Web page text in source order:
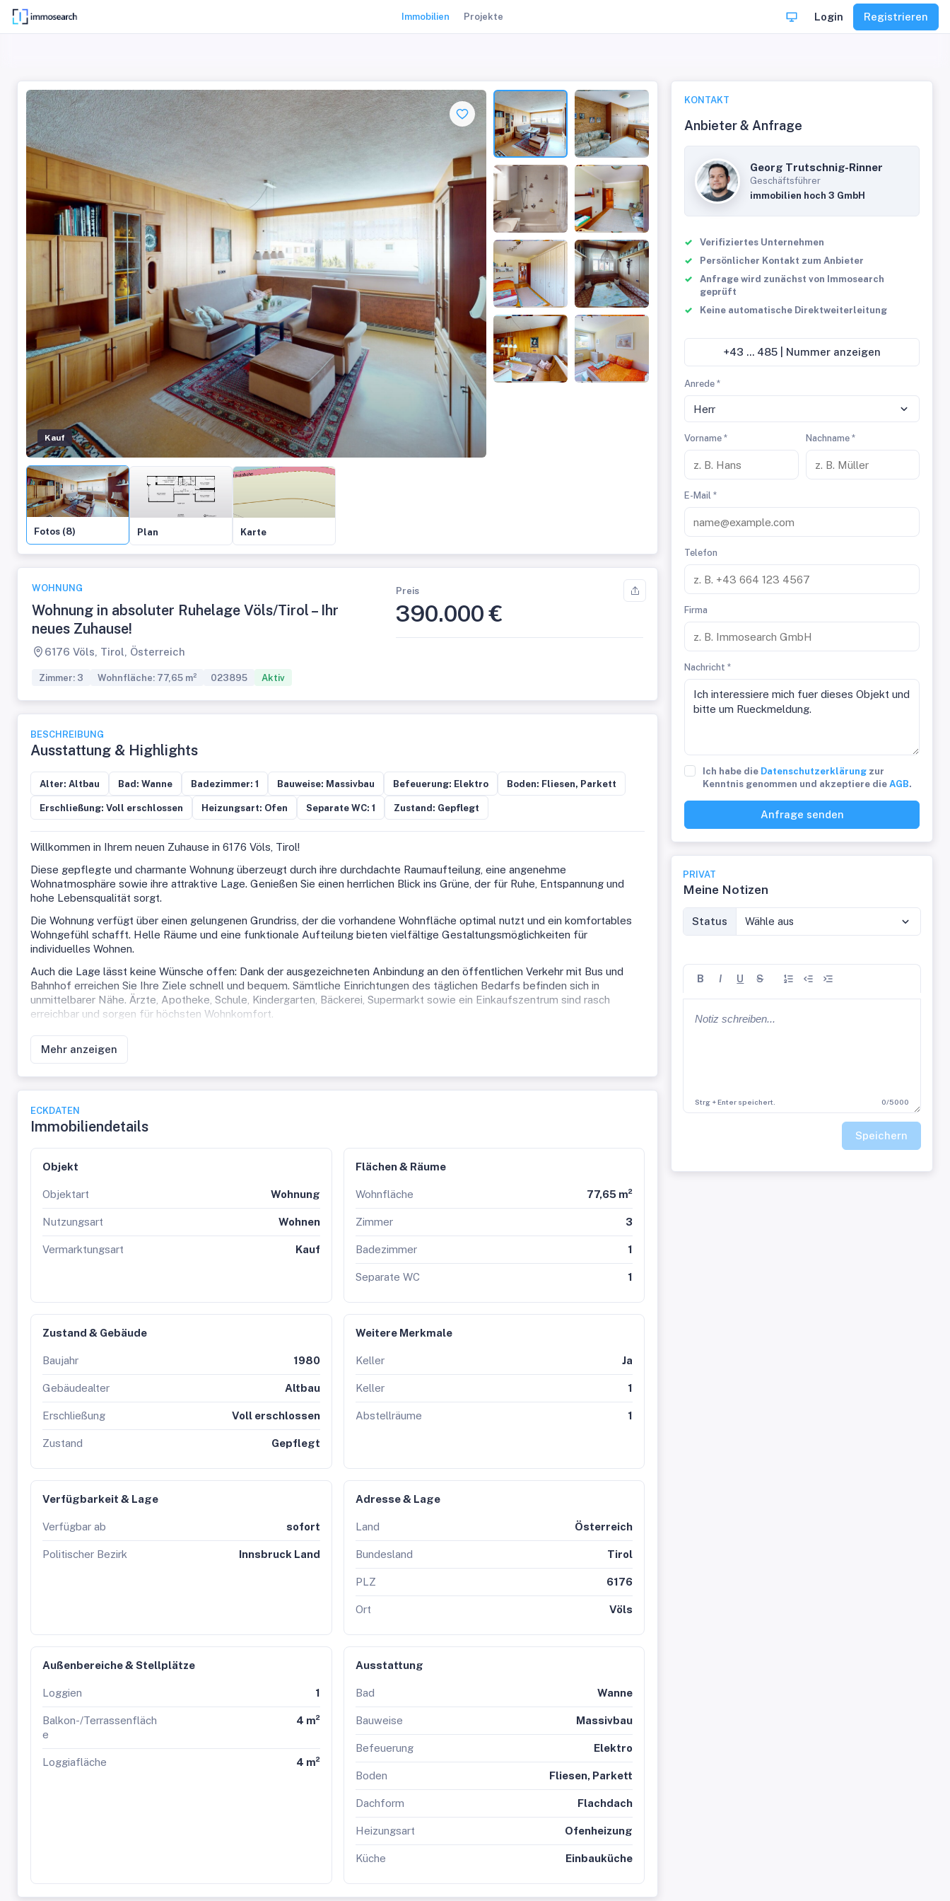
Immobilien Projekte Login Registrieren
Kauf
Fotos (8) Plan Karte
WOHNUNG
Wohnung in absoluter Ruhelage Völs/Tirol – Ihr
neues Zuhause!
6176 Völs, Tirol, Österreich
Preis
390.000 €
Zimmer: 3 Wohnfläche: 77,65 m² 023895 Aktiv
BESCHREIBUNG
Ausstattung & Highlights
Alter: Altbau Bad: Wanne Badezimmer: 1 Bauweise: Massivbau Befeuerung: Elektro Boden: Fliesen, Parkett
Erschließung: Voll erschlossen Heizungsart: Ofen Separate WC: 1 Zustand: Gepflegt
Willkommen in Ihrem neuen Zuhause in 6176 Völs, Tirol!
Diese gepflegte und charmante Wohnung überzeugt durch ihre durchdachte Raumaufteilung, eine angenehme
Wohnatmosphäre sowie ihre attraktive Lage. Genießen Sie einen herrlichen Blick ins Grüne, der für Ruhe, Entspannung und
hohe Lebensqualität sorgt.
Die Wohnung verfügt über einen gelungenen Grundriss, der die vorhandene Wohnfläche optimal nutzt und ein komfortables
Wohngefühl schafft. Helle Räume und eine funktionale Aufteilung bieten vielfältige Gestaltungsmöglichkeiten für
individuelles Wohnen.
Auch die Lage lässt keine Wünsche offen: Dank der ausgezeichneten Anbindung an den öffentlichen Verkehr mit Bus und
Bahnhof erreichen Sie Ihre Ziele schnell und bequem. Sämtliche Einrichtungen des täglichen Bedarfs befinden sich in
unmittelbarer Nähe. Ärzte, Apotheke, Schule, Kindergarten, Bäckerei, Supermarkt sowie ein Einkaufszentrum sind rasch
erreichbar und sorgen für höchsten Wohnkomfort.
Diese Immobilie vereint naturnahes Wohnen mit einer hervorragenden Infrastruktur und bietet damit ideale Voraussetzungen
für Paare, kleine Familien oder Anleger auf der Suche nach einer attraktiven Investitionsmöglichkeit.
Hinweis gemäß Energieausweisvorlagegesetz: Ein Energieausweis wurde vom Eigentümer bzw. Verkäufer, nach unserer
Aufklärung über die generell geltende Vorlagepflicht, sowie Aufforderung zu seiner Erstellung noch nicht vorgelegt. Daher
übernehmen keinerlei Gewähr oder Haftung für die tatsächliche Energieeffizienz der angebotenen Immobilie.
Mehr anzeigen
ECKDATEN
Immobiliendetails
Objekt
Objektart Wohnung
Nutzungsart Wohnen
Vermarktungsart Kauf
Flächen & Räume
Wohnfläche 77,65 m²
Zimmer 3
Badezimmer 1
Separate WC 1
Zustand & Gebäude
Baujahr 1980
Gebäudealter Altbau
Erschließung Voll erschlossen
Zustand Gepflegt
Weitere Merkmale
Keller Ja
Keller 1
Abstellräume 1
Verfügbarkeit & Lage
Verfügbar ab sofort
Politischer Bezirk Innsbruck Land
Adresse & Lage
Land Österreich
Bundesland Tirol
PLZ 6176
Ort Völs
Außenbereiche & Stellplätze
Loggien 1
Balkon-/Terrassenfläch
e
4 m²
Loggiafläche 4 m²
Ausstattung
Bad Wanne
Bauweise Massivbau
Befeuerung Elektro
Boden Fliesen, Parkett
Dachform Flachdach
Heizungsart Ofenheizung
Küche Einbauküche
KONTAKT
Anbieter & Anfrage
Georg Trutschnig-Rinner
Geschäftsführer
immobilien hoch 3 GmbH
Verifiziertes Unternehmen
Persönlicher Kontakt zum Anbieter
Anfrage wird zunächst von Immosearch
geprüft
Keine automatische Direktweiterleitung
+43 ... 485 | Nummer anzeigen
Anrede *
Herr
Vorname * Nachname *
E-Mail *
Telefon
Firma
Nachricht *
Ich habe die Datenschutzerklärung zur
Kenntnis genommen und akzeptiere dieAGB.
Anfrage senden
PRIVAT
Meine Notizen
Status Wähle aus
B I U S
Strg + Enter speichert. 0/5000
Speichern